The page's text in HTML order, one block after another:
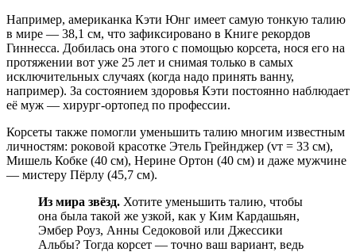
Например, американка Кэти Юнг имеет самую тонкую талию
в мире — 38,1 см, что зафиксировано в Книге рекордов
Гиннесса. Добилась она этого с помощью корсета, нося его на
протяжении вот уже 25 лет и снимая только в самых
исключительных случаях (когда надо принять ванну,
например). За состоянием здоровья Кэти постоянно наблюдает
её муж — хирург-ортопед по профессии.
Корсеты также помогли уменьшить талию многим известным
личностям: роковой красотке Этель Грейнджер (vт = 33 см),
Мишель Кобке (40 см), Нерине Ортон (40 см) и даже мужчине
— мистеру Пёрлу (45,7 см).
Из мира звёзд. Хотите уменьшить талию, чтобы
она была такой же узкой, как у Ким Кардашьян,
Эмбер Роуз, Анны Седоковой или Джессики
Альбы? Тогда корсет — точно ваш вариант, ведь